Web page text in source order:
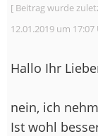
[ Beitrag wurde
12.01.2019 um 17:07
Hallo Ihr
nein, ich
Ist wohl